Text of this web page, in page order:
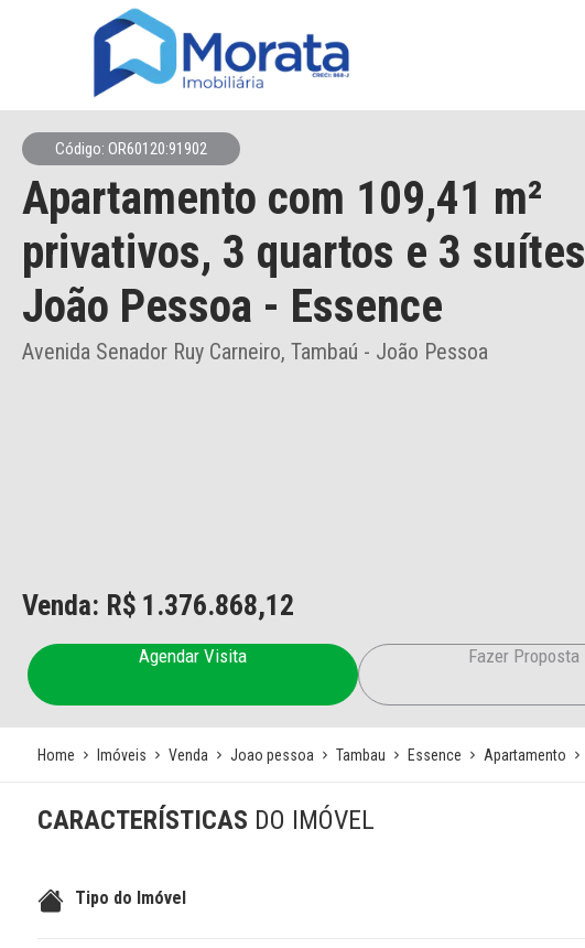
Código: OR60120:91902
Apartamento com 109,41 m²
privativos, 3 quartos e 3 suítes
João Pessoa - Essence
Avenida Senador Ruy Carneiro, Tambaú - João Pessoa
Venda: R$ 1.376.868,12
Agendar Visita Fazer Proposta
Home Imóveis Venda Joao pessoa Tambau Essence Apartamento
CARACTERÍSTICAS DO IMÓVEL
Tipo do Imóvel